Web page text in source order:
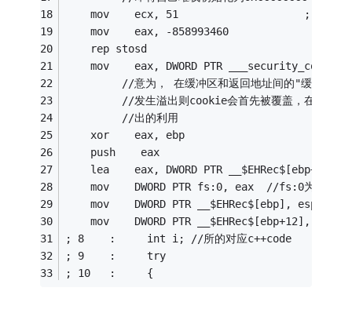
mov    ecx, 51                    ;
mov    eax, -858993460                ;
    rep stosd
mov    eax, DWORD PTR ___security_cookie
         //意为， 在缓冲区和返回地址间的"缓冲带"
//发生溢出则cookie会首先被覆盖，在函数结
         //出的利用
    xor    eax, ebp
    push    eax
lea    eax, DWORD PTR __$EHRec$[ebp+4] //
mov    DWORD PTR fs:0, eax  //fs:0为
mov    DWORD PTR __$EHRec$[ebp], esp//此
    mov    DWORD PTR __$EHRec$[ebp+12], 0
; 8    :     int i; //所的对应c++code
; 9    :     try
; 10   :     {